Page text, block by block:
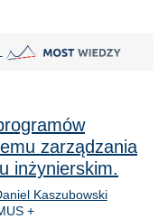
MOST Wiedzy otwiera się w
zarządzania
inżynierskim.
Kaszubowski
+